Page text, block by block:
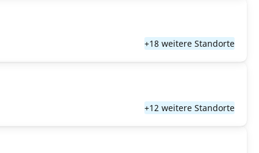
+18 weitere Standorte
+12 weitere Standorte